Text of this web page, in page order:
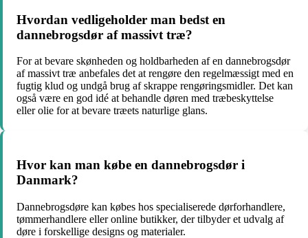
Hvordan vedligeholder man bedst en
dannebrogsdør af massivt træ?
For at bevare skønheden og holdbarheden af en dannebrogsdør
af massivt træ anbefales det at rengøre den regelmæssigt med en
fugtig klud og undgå brug af skrappe rengøringsmidler. Det kan
også være en god idé at behandle døren med træbeskyttelse
eller olie for at bevare træets naturlige glans.
Hvor kan man købe en dannebrogsdør i
Danmark?
Dannebrogsdøre kan købes hos specialiserede dørforhandlere,
tømmerhandlere eller online butikker, der tilbyder et udvalg af
døre i forskellige designs og materialer.